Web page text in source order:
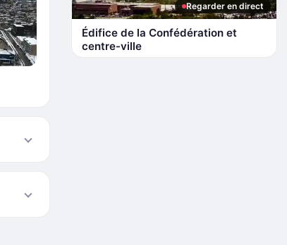
Regarder en direct
Édifice de la Confédération et
centre-ville